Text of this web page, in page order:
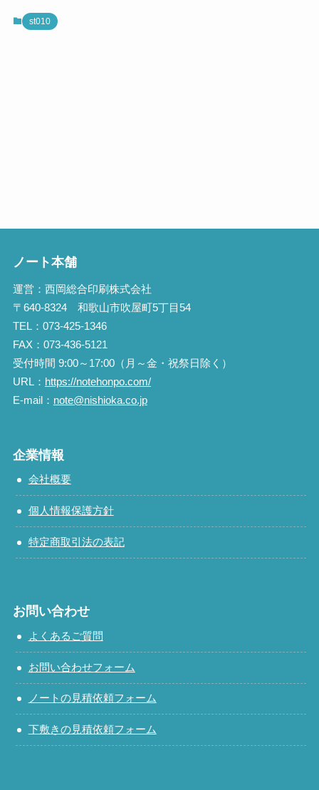
st010
ノート本舗
運営：西岡総合印刷株式会社
〒640-8324 和歌山市吹屋町5丁目54
TEL：073-425-1346
FAX：073-436-5121
受付時間 9:00～17:00（月～金・祝祭日除く）
URL： https://notehonpo.com/
E-mail： note@nishioka.co.jp
企業情報
会社概要
個人情報保護方針
特定商取引法の表記
お問い合わせ
よくあるご質問
お問い合わせフォーム
ノートの見積依頼フォーム
下敷きの見積依頼フォーム